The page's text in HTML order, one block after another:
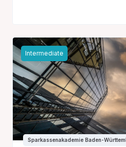
Intermediate
Sparkassenakademie Baden-